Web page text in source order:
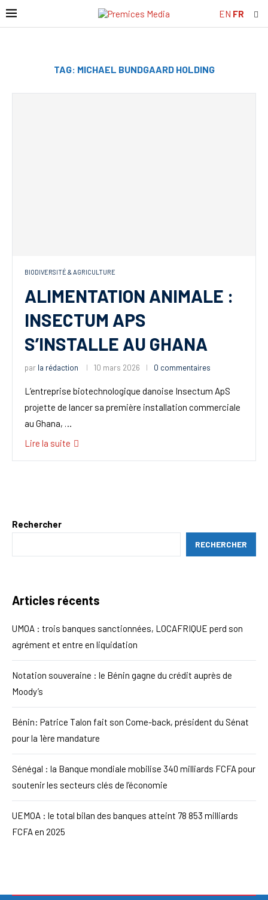
EN FR
TAG: MICHAEL BUNDGAARD HOLDING
BIODIVERSITÉ & AGRICULTURE
ALIMENTATION ANIMALE :
INSECTUM APS
S’INSTALLE AU GHANA
par la rédaction 10 mars 2026 0 commentaires
L’entreprise biotechnologique danoise Insectum ApS
projette de lancer sa première installation commerciale
au Ghana, …
Lire la suite
Rechercher
RECHERCHER
Articles récents
UMOA : trois banques sanctionnées, LOCAFRIQUE perd son
agrément et entre en liquidation
Notation souveraine : le Bénin gagne du crédit auprès de
Moody’s
Bénin: Patrice Talon fait son Come-back, président du Sénat
pour la 1ère mandature
Sénégal : la Banque mondiale mobilise 340 milliards FCFA pour
soutenir les secteurs clés de l’économie
UEMOA : le total bilan des banques atteint 78 853 milliards
FCFA en 2025